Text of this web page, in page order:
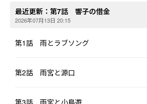
正体不明の歌姫レインとしてキャリアを積
紫苑が近づいてくる。
碧斗が響子を溺愛する理由とは？
クズ男である紫苑は、メジャーデビュー
逆転ヒロイン大賞参加作品です。
最近更新： 第7話 響子の借金
2026年07月13日 20:15
第1話 雨とラブソング
第2話 雨宮と源口
第3話 雨宮と小鳥遊